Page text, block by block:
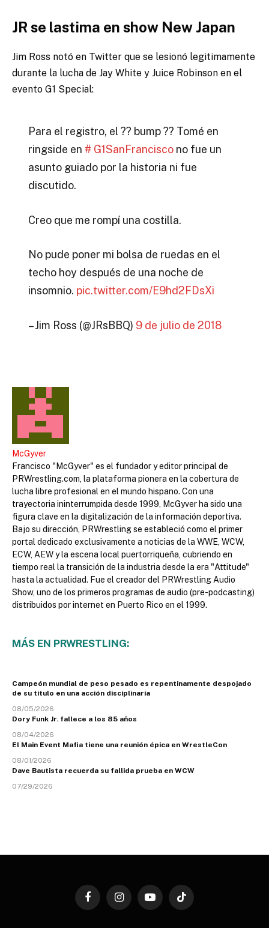
JR se lastima en show New Japan
Jim Ross notó en Twitter que se lesionó legitimamente
durante la lucha de Jay White y Juice Robinson en el
evento G1 Special:
Para el registro, el ?? bump ?? Tomé en
ringside en # G1SanFrancisco no fue un
asunto guiado por la historia ni fue
discutido.
Creo que me rompí una costilla.
No pude poner mi bolsa de ruedas en el
techo hoy después de una noche de
insomnio. pic.twitter.com/E9hd2FDsXi
– Jim Ross (@JRsBBQ) 9 de julio de 2018
McGyver
Francisco "McGyver" es el fundador y editor principal de
PRWrestling.com, la plataforma pionera en la cobertura de
lucha libre profesional en el mundo hispano. Con una
trayectoria ininterrumpida desde 1999, McGyver ha sido una
figura clave en la digitalización de la información deportiva.
Bajo su dirección, PRWrestling se estableció como el primer
portal dedicado exclusivamente a noticias de la WWE, WCW,
ECW, AEW y la escena local puertorriqueña, cubriendo en
tiempo real la transición de la industria desde la era "Attitude"
hasta la actualidad. Fue el creador del PRWrestling Audio
Show, uno de los primeros programas de audio (pre-podcasting)
distribuidos por internet en Puerto Rico en el 1999.
MÁS EN PRWRESTLING:
Campeón mundial de peso pesado es repentinamente despojado
de su título en una acción disciplinaria
08/05/2026
Dory Funk Jr. fallece a los 85 años
08/04/2026
El Main Event Mafia tiene una reunión épica en WrestleCon
08/01/2026
Dave Bautista recuerda su fallida prueba en WCW
07/29/2026
FacebookInstagramYouTubeTikTok